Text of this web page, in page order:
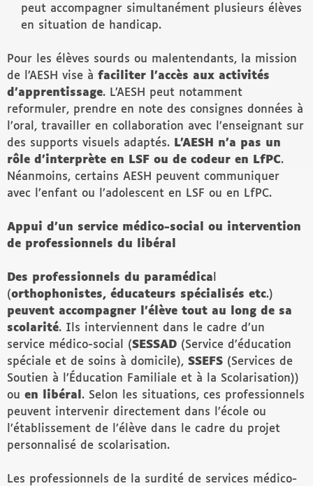
peut accompagner simultanément plusieurs élèves
en situation de handicap.
Pour les élèves sourds ou malentendants, la mission
de l’AESH vise à faciliter l’accès aux activités
d’apprentissage. L’AESH peut notamment
reformuler, prendre en note des consignes données à
l’oral, travailler en collaboration avec l’enseignant sur
des supports visuels adaptés. L’AESH n’a pas un
rôle d’interprète en LSF ou de codeur en LfPC.
Néanmoins, certains AESH peuvent communiquer
avec l’enfant ou l’adolescent en LSF ou en LfPC.
Appui d’un service médico-social ou intervention
de professionnels du libéral
Des professionnels du paramédica
(orthophonistes, éducateurs spécialisés etc.)
peuvent accompagner l’élève tout au long de sa
scolarité. Ils interviennent dans le cadre d’un
service médico-social (SESSAD (Service d’éducation
spéciale et de soins à domicile), SSEFS (Services de
Soutien à l’Éducation Familiale et à la Scolarisation))
ou en libéral . Selon les situations, ces professionnels
peuvent intervenir directement dans l’école ou
l’établissement de l’élève dans le cadre du projet
personnalisé de scolarisation.
Les professionnels de la surdité de services médico-